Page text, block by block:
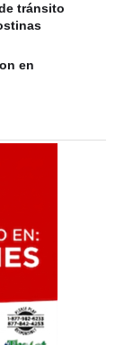
tránsito
en